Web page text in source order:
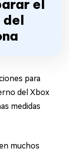
el
del
para
del Xbox
medidas
muchos